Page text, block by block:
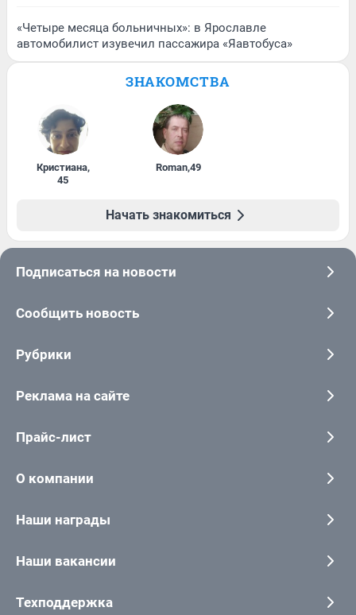
«Четыре месяца больничных»: в Ярославле
автомобилист изувечил пассажира «Яавтобуса»
ЗНАКОМСТВА
Кристиана,
45
Roman,49
Начать знакомиться
Подписаться на новости
Сообщить новость
Рубрики
Реклама на сайте
Прайс-лист
О компании
Наши награды
Наши вакансии
Техподдержка